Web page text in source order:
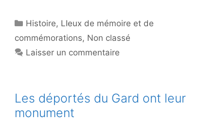
Catégories
Histoire, LIeux de mémoire et de
commémorations, Non classé
Laisser un commentaire
Les déportés du Gard ont leur
monument